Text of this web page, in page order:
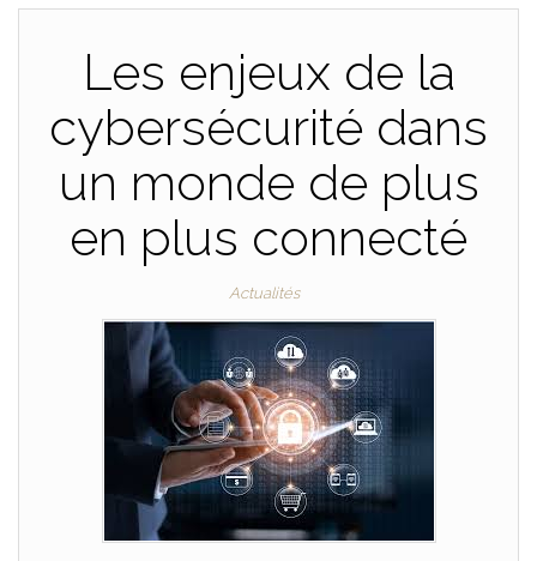
Les enjeux de la
cybersécurité dans
un monde de plus
en plus connecté
Actualités